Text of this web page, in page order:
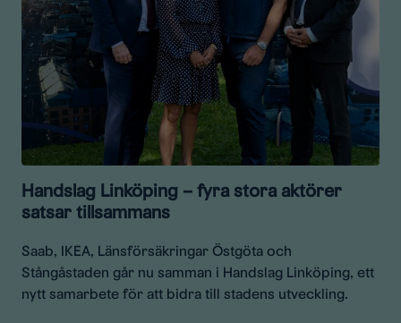
Handslag Linköping – fyra stora aktörer
satsar tillsammans
Saab, IKEA, Länsförsäkringar Östgöta och
Stångåstaden går nu samman i Handslag Linköping, ett
nytt samarbete för att bidra till stadens utveckling.